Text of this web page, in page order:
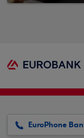
EuroPhone